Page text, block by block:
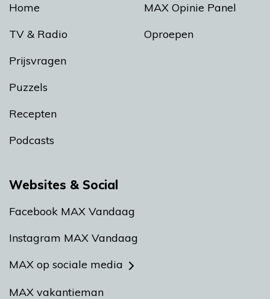
Home
TV & Radio
Prijsvragen
Puzzels
Recepten
Podcasts
MAX Opinie Panel
Oproepen
Websites & Social
Facebook MAX Vandaag
Instagram MAX Vandaag
MAX op sociale media
MAX vakantieman